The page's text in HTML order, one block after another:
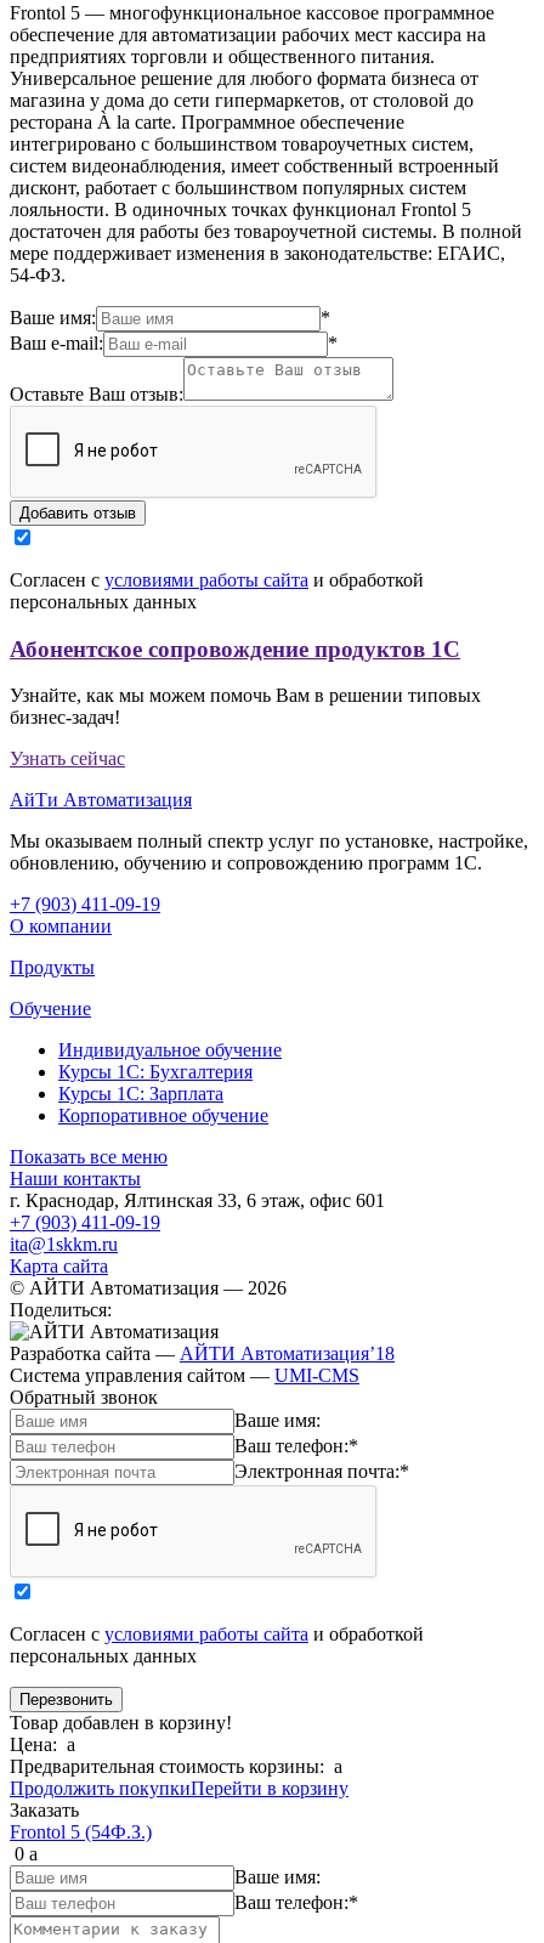
Frontol 5 — многофункциональное кассовое программное
обеспечение для автоматизации рабочих мест кассира на
предприятиях торговли и общественного питания.
Универсальное решение для любого формата бизнеса от
магазина у дома до сети гипермаркетов, от столовой до
ресторана À la carte. Программное обеспечение
интегрировано с большинством товароучетных систем,
систем видеонаблюдения, имеет собственный встроенный
дисконт, работает с большинством популярных систем
лояльности. В одиночных точках функционал Frontol 5
достаточен для работы без товароучетной системы. В полной
мере поддерживает изменения в законодательстве: ЕГАИС,
54-ФЗ.
Ваше имя:
*
Ваш e-mail:
*
Оставьте Ваш отзыв:
Согласен с условиями работы сайта и обработкой
персональных данных
Абонентское сопровождение продуктов 1C
Узнайте, как мы можем помочь Вам в решении типовых
бизнес-задач!
Узнать сейчас
АйТи Автоматизация
Мы оказываем полный спектр услуг по установке, настройке,
обновлению, обучению и сопровождению программ 1С.
+7 (903) 411-09-19
О компании
Продукты
Обучение
Индивидуальное обучение
Курсы 1С: Бухгалтерия
Курсы 1С: Зарплата
Корпоративное обучение
Показать все меню
Наши контакты
г. Краснодар, Ялтинская 33, 6 этаж, офис 601
+7 (903) 411-09-19
ita@1skkm.ru
Карта сайта
© АЙТИ Автоматизация — 2026
Поделиться:
Разработка сайта — АЙТИ Автоматизация’18
Система управления сайтом — UMI-CMS
Обратный звонок
Ваше имя:
Ваш телефон:*
Электронная почта:*
Согласен с условиями работы сайта и обработкой
персональных данных
Товар добавлен в корзину!
Цена: a
Предварительная стоимость корзины: a
Продолжить покупкиПерейти в корзину
Заказать
Frontol 5 (54Ф.З.)
0 a
Ваше имя:
Ваш телефон:*